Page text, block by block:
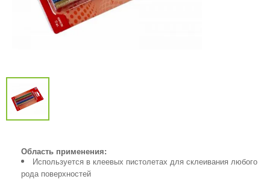
Область применения:
Используется в клеевых пистолетах для склеивания любого
рода поверхностей